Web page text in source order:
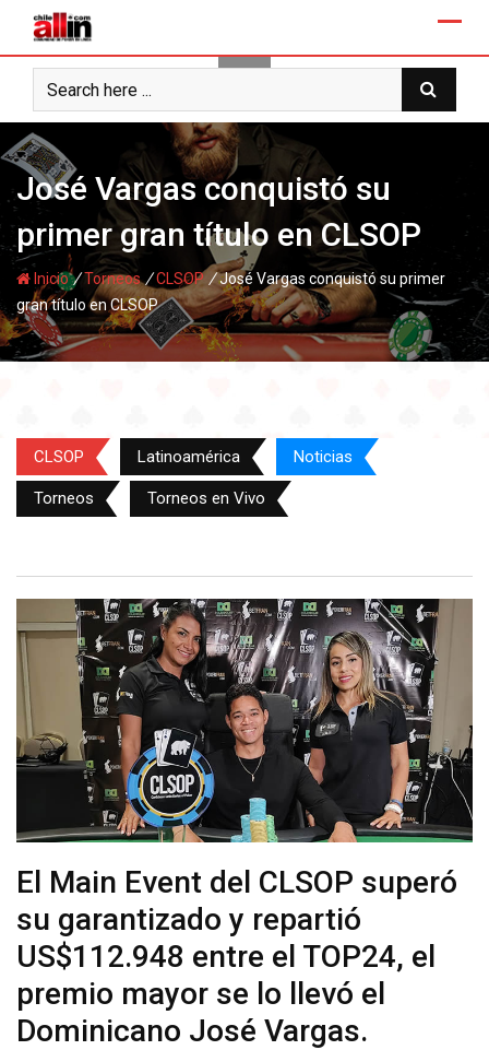
content
José Vargas conquistó su
primer gran título en CLSOP
Inicio/Torneos/CLSOP/José Vargas conquistó su primer
gran título en CLSOP
CLSOP Latinoamérica Noticias
Torneos Torneos en Vivo
El Main Event del CLSOP superó
su garantizado y repartió
US$112.948 entre el TOP24, el
premio mayor se lo llevó el
Dominicano José Vargas.